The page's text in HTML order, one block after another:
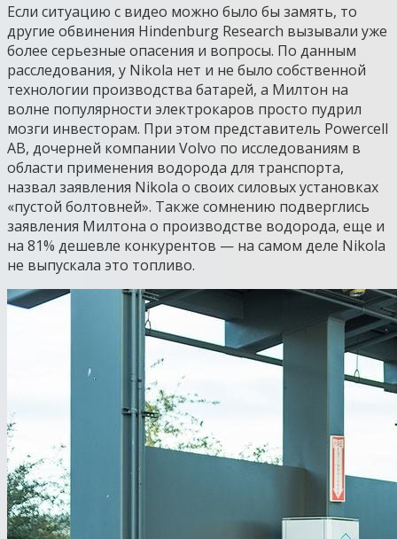
Если ситуацию с видео можно было бы замять, то
другие обвинения Hindenburg Research вызывали уже
более серьезные опасения и вопросы. По данным
расследования, у Nikola нет и не было собственной
технологии производства батарей, а Милтон на
волне популярности электрокаров просто пудрил
мозги инвесторам. При этом представитель Powercell
AB, дочерней компании Volvo по исследованиям в
области применения водорода для транспорта,
назвал заявления Nikola о своих силовых установках
«пустой болтовней». Также сомнению подверглись
заявления Милтона о производстве водорода, еще и
на 81% дешевле конкурентов — на самом деле Nikola
не выпускала это топливо.